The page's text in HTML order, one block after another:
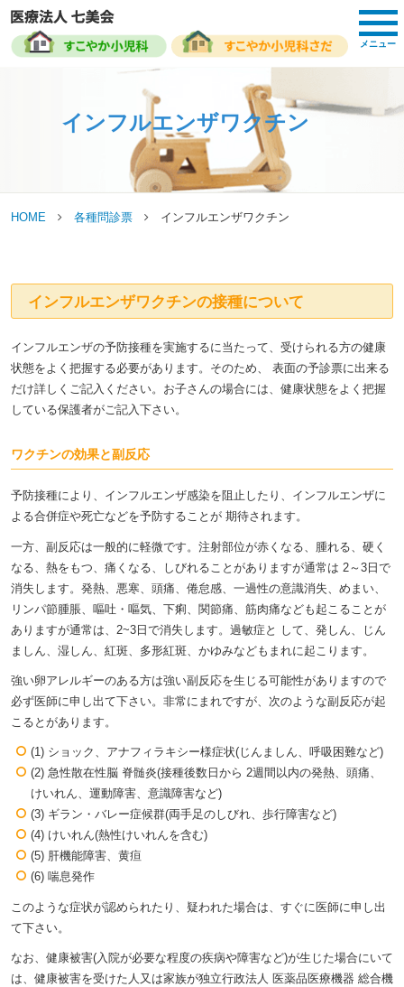
メニュー
インフルエンザワクチン
HOME 各種問診票 インフルエンザワクチン
インフルエンザワクチンの接種について
インフルエンザの予防接種を実施するに当たって、受けられる方の健康
状態をよく把握する必要があります。そのため、 表面の予診票に出来る
だけ詳しくご記入ください。お子さんの場合には、健康状態をよく把握
している保護者がご記入下さい。
ワクチンの効果と副反応
予防接種により、インフルエンザ感染を阻止したり、インフルエンザに
よる合併症や死亡などを予防することが 期待されます。
一方、副反応は一般的に軽微です。注射部位が赤くなる、腫れる、硬く
なる、熱をもつ、痛くなる、しびれることがありますが通常は 2～3日で
消失します。発熱、悪寒、頭痛、倦怠感、一過性の意識消失、めまい、
リンパ節腫脹、嘔吐・嘔気、下痢、関節痛、筋肉痛なども起こることが
ありますが通常は、2~3日で消失します。過敏症と して、発しん、じん
ましん、湿しん、紅斑、多形紅斑、かゆみなどもまれに起こります。
強い卵アレルギーのある方は強い副反応を生じる可能性がありますので
必ず医師に申し出て下さい。非常にまれですが、次のような副反応が起
こるとがあります。
(1) ショック、アナフィラキシー様症状(じんましん、呼吸困難など)
(2) 急性散在性脳 脊髄炎(接種後数日から 2週間以内の発熱、頭痛、
けいれん、運動障害、意識障害など)
(3) ギラン・バレー症候群(両手足のしびれ、歩行障害など)
(4) けいれん(熱性けいれんを含む)
(5) 肝機能障害、黄疸
(6) 喘息発作
このような症状が認められたり、疑われた場合は、すぐに医師に申し出
て下さい。
なお、健康被害(入院が必要な程度の疾病や障害など)が生じた場合にいて
は、健康被害を受けた人又は家族が独立行政法人 医薬品医療機器 総合機